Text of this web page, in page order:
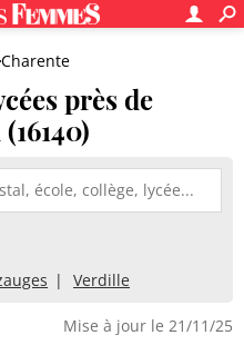
Charente
près de
Verdille
Mise à jour le 21/11/25